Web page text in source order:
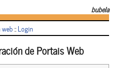
bubela
web::Login
de Portais Web